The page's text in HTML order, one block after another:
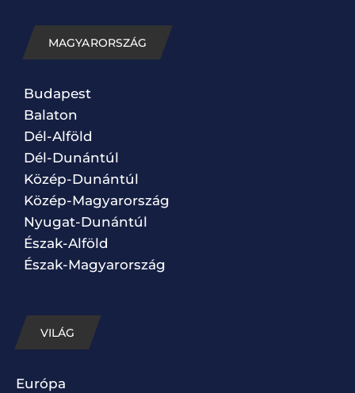
MAGYARORSZÁG
Budapest
Balaton
Dél-Alföld
Dél-Dunántúl
Közép-Dunántúl
Közép-Magyarország
Nyugat-Dunántúl
Észak-Alföld
Észak-Magyarország
VILÁG
Európa